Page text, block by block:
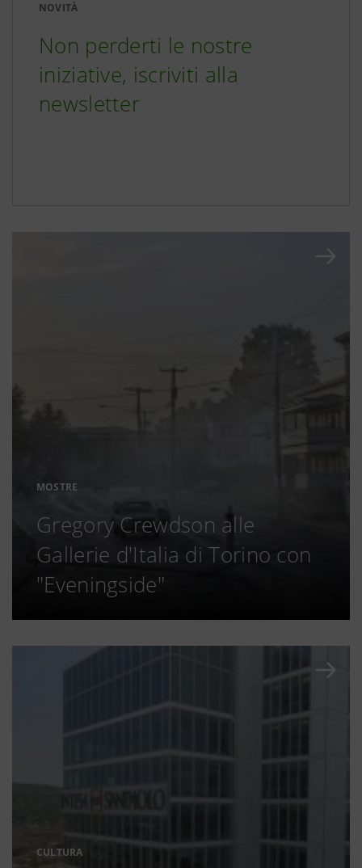
NOVITÀ
Non perderti le nostre
iniziative, iscriviti alla
newsletter
MOSTRE
Gregory Crewdson alle
Gallerie d'Italia di Torino con
"Eveningside"
CULTURA